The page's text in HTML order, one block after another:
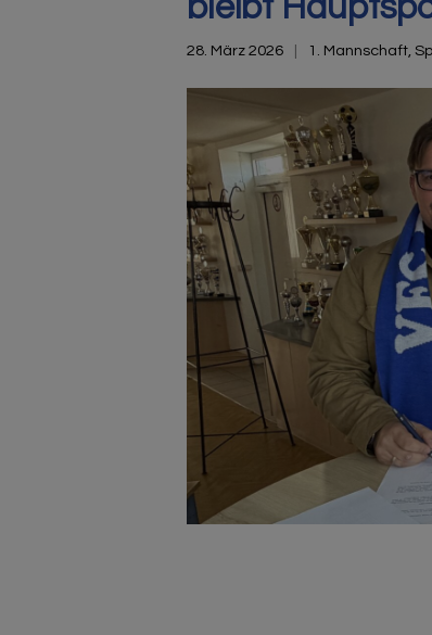
28. März 2026 1. Mannschaft